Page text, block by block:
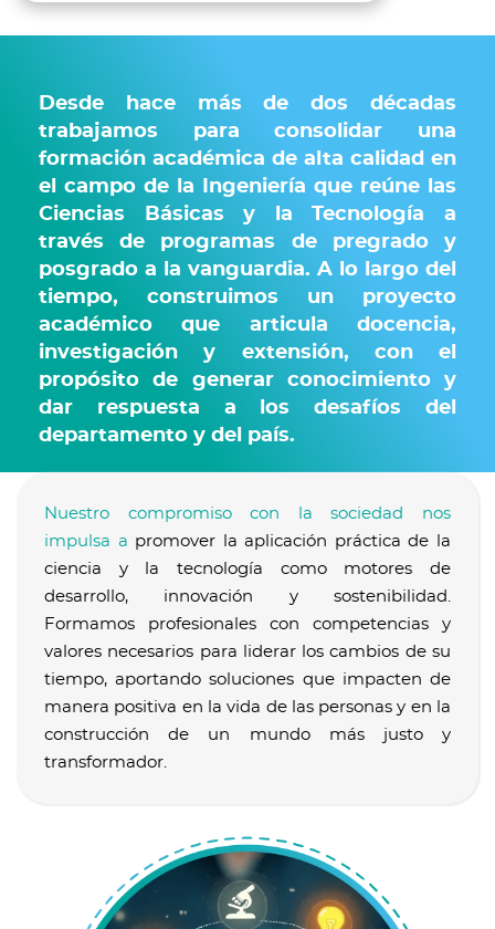
Desde hace más de dos décadas
trabajamos para consolidar una
formación académica de alta calidad en
el campo de la Ingeniería que reúne las
Ciencias Básicas y la Tecnología a
través de programas de pregrado y
posgrado a la vanguardia. A lo largo del
tiempo, construimos un proyecto
académico que articula docencia,
investigación y extensión, con el
propósito de generar conocimiento y
dar respuesta a los desafíos del
departamento y del país.
Nuestro compromiso con la sociedad nos
impulsa a promover la aplicación práctica de la
ciencia y la tecnología como motores de
desarrollo, innovación y sostenibilidad.
Formamos profesionales con competencias y
valores necesarios para liderar los cambios de su
tiempo, aportando soluciones que impacten de
manera positiva en la vida de las personas y en la
construcción de un mundo más justo y
transformador.